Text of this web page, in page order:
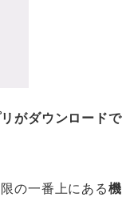
がダウンロード
の一番上にある